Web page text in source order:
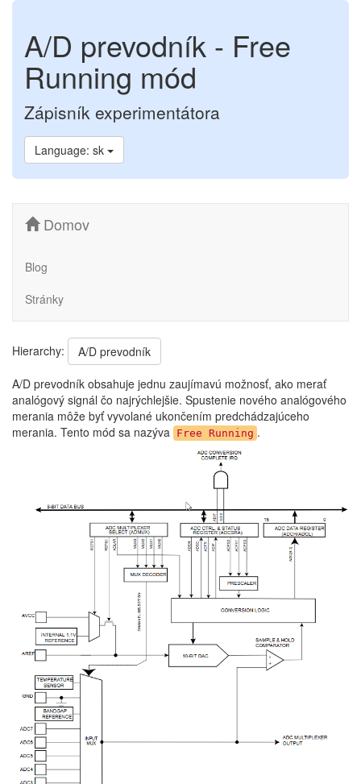
A/D prevodník - Free
Running mód
Zápisník experimentátora
Language: sk
Domov
Blog
Stránky
Hierarchy:
A/D prevodník
A/D prevodník obsahuje jednu zaujímavú možnosť, ako merať
analógový signál čo najrýchlejšie. Spustenie nového analógového
merania môže byť vyvolané ukončením predchádzajúceho
merania. Tento mód sa nazýva Free Running .